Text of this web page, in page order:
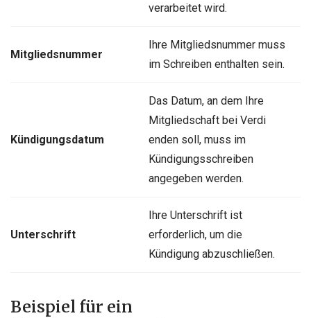
verarbeitet wird.
Mitgliedsnummer
Ihre Mitgliedsnummer muss
im Schreiben enthalten sein.
Kündigungsdatum
Das Datum, an dem Ihre
Mitgliedschaft bei Verdi
enden soll, muss im
Kündigungsschreiben
angegeben werden.
Unterschrift
Ihre Unterschrift ist
erforderlich, um die
Kündigung abzuschließen.
Beispiel für ein